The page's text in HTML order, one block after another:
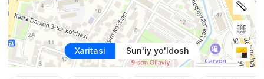
Xaritasi Sun'iy yo'ldosh